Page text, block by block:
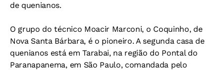
de quenianos.
O grupo do técnico Moacir Marconi, o Coquinho, de
Nova Santa Bárbara, é o pioneiro. A segunda casa de
quenianos está em Tarabai, na região do Pontal do
Paranapanema, em São Paulo, comandada pelo